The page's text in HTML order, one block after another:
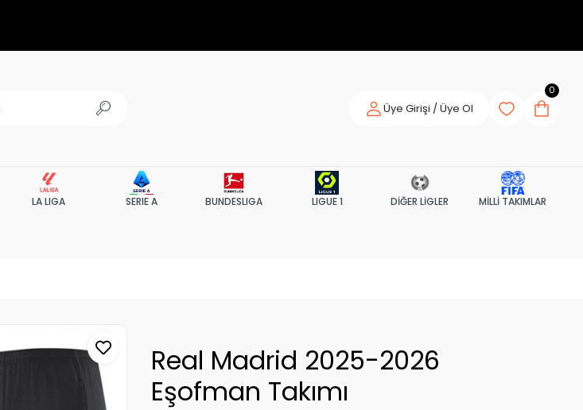
Üye Girişi / Üye Ol
0
LA LIGA SERIE A BUNDESLIGA LIGUE 1 DİĞER LİGLER MİLLİ TAKIMLAR
Real Madrid 2025-2026
Eşofman Takımı